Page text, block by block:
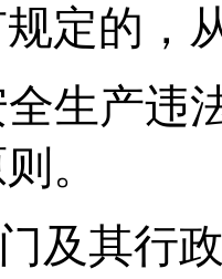
定的，
生产违
。
及其行